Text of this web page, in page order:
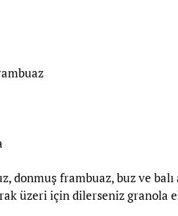
donmuş frambuaz, buz ve
üzeri için dilerseniz